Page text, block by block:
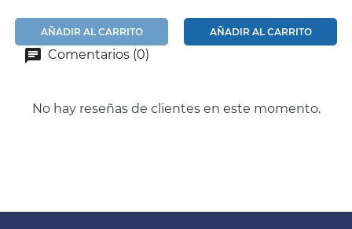
AÑADIR AL CARRITO AÑADIR AL CARRITO
Comentarios (0)
No hay reseñas de clientes en este momento.